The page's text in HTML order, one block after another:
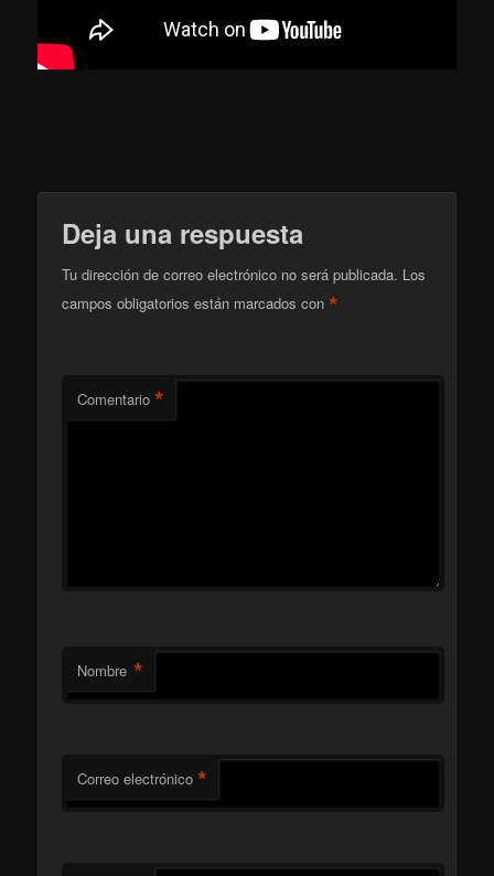
Deja una respuesta
Tu dirección de correo electrónico no será publicada. Los
campos obligatorios están marcados con*
Comentario *
Nombre *
Correo electrónico *